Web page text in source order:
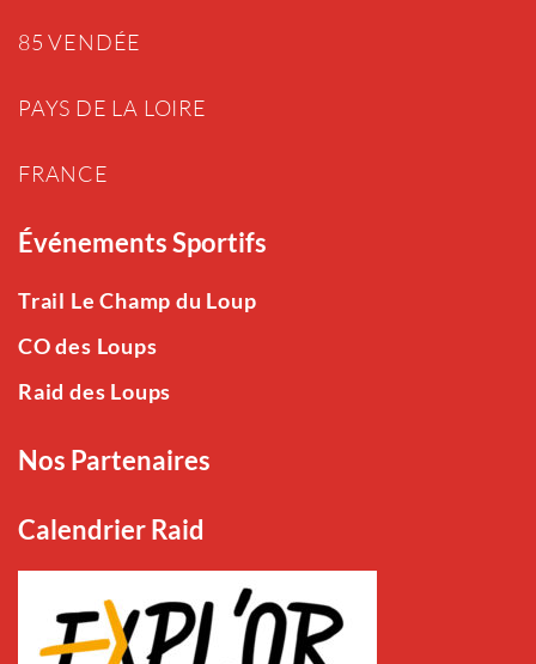
85 VENDÉE
PAYS DE LA LOIRE
FRANCE
Événements Sportifs
Trail Le Champ du Loup
CO des Loups
Raid des Loups
Nos Partenaires
Calendrier Raid